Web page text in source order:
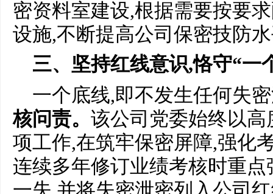
密资料室建设,根据需要按要
设施,不断提高公司保密技防
三、坚持红线意识,恪守“一
一个底线,即不发生任何失
核问责。 该公司党委始终以
项工作,在筑牢保密屏障,强化
连续多年修订业绩考核时重